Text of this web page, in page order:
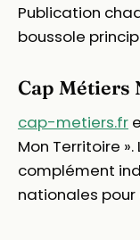
Publication
boussole
Cap Métiers
cap-metiers.fr
Mon Territoire
complément
nationales pour